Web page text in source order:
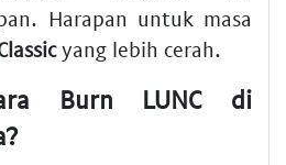
Harapan untuk masa
yang lebih cerah.
Burn LUNC di